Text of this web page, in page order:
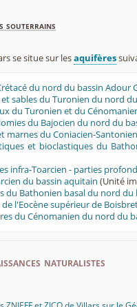
souterrains
se situe sur lesaquifères
du nord du bassin Adour
et sables du Turonien du nord
du Turonien et du
du Bajocien du nord du
marnes du Coniacien-
et bioclastiques du
infra-Toarcien - parties
du bassin aquitain (Unité
du Bathonien basal du nord du
de l'Eocène supérieur de
du Cénomanien du nord du
naturalistes